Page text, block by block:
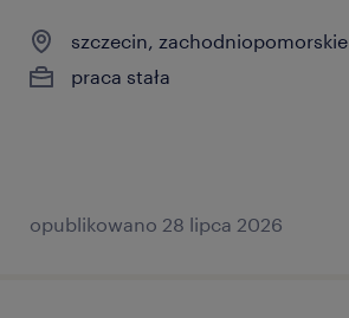
szczecin, zachodniopomorskie
praca stała
opublikowano 28 lipca 2026